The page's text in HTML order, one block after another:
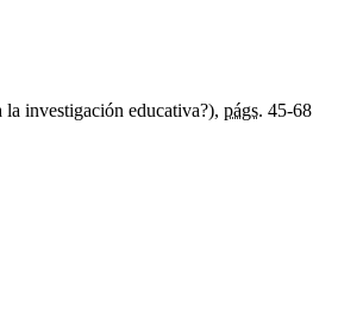
investigación educativa?), págs. 45-68